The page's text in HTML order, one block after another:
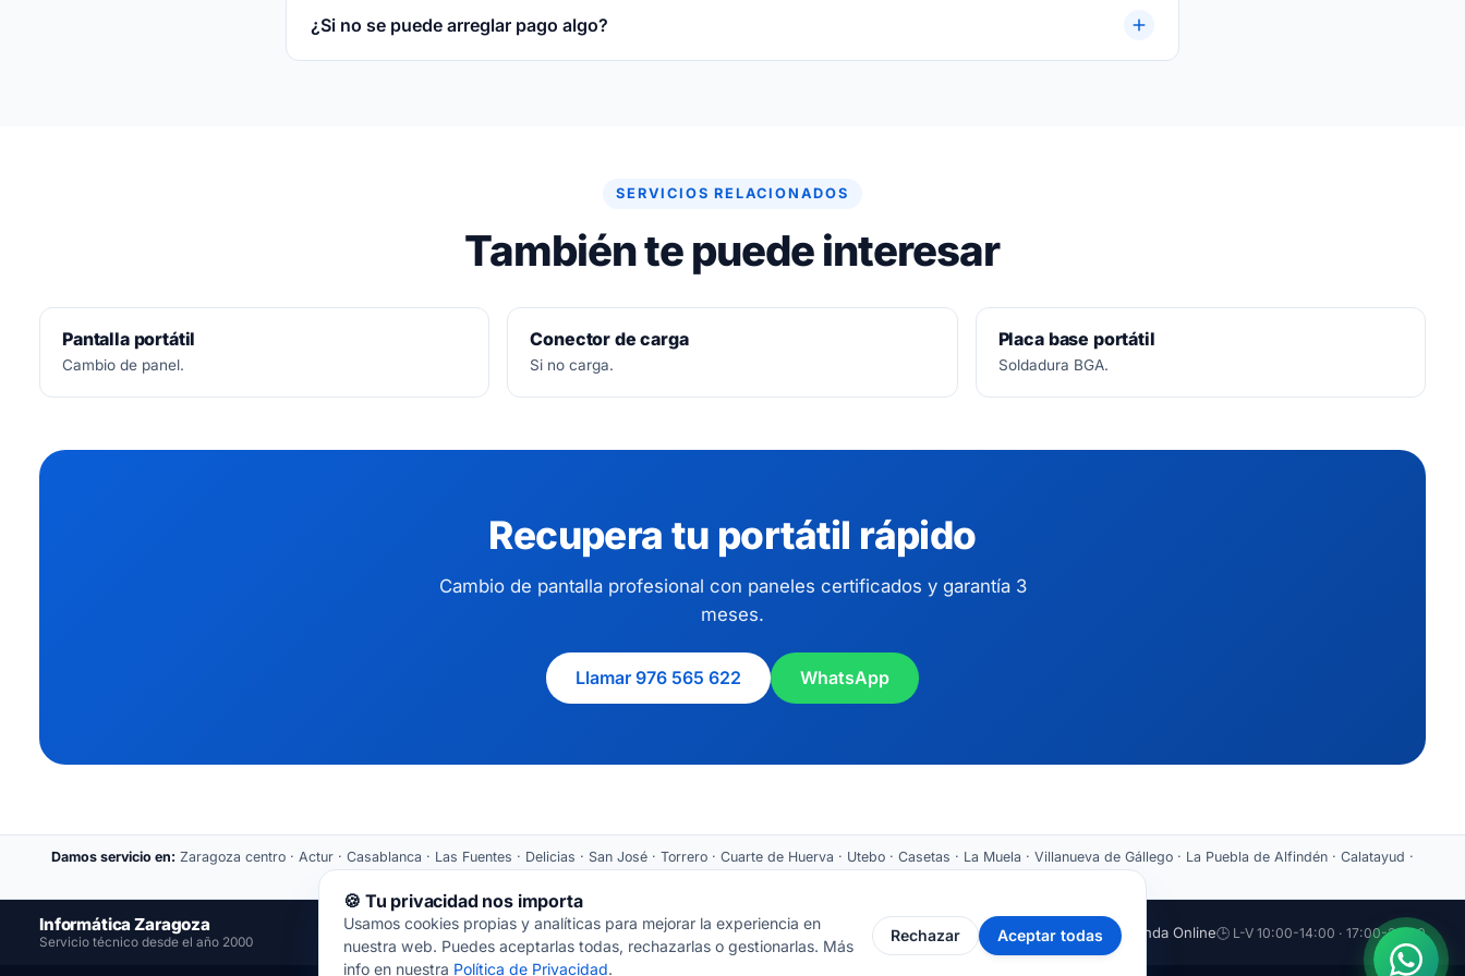
¿Si no se puede arreglar pago algo?
SERVICIOS RELACIONADOS
También te puede interesar
Pantalla portátil
Cambio de panel.
Conector de carga
Si no carga.
Placa base portátil
Soldadura BGA.
Recupera tu portátil rápido
Cambio de pantalla profesional con paneles certificados y garantía 3
meses.
Llamar 976 565 622 WhatsApp
Damos servicio en: Zaragoza centro · Actur · Casablanca · Las Fuentes · Delicias · San José · Torrero · Cuarte de Huerva · Utebo · Casetas · La Muela · Villanueva de Gállego · La Puebla de Alfindén · Calatayud ·
Informática Zaragoza
Servicio técnico desde el año 2000
📍 Cortes de Aragón 64 · 50005 Zaragoza📞 976 565 622 ✉ ventas@informaticazaragoza.com 🛒 Tienda Online🕒 L-V 10:00-14:00 · 17:00-20:00
🍪 Tu privacidad nos importa
Usamos cookies propias y analíticas para mejorar la experiencia en
nuestra web. Puedes aceptarlas todas, rechazarlas o gestionarlas. Más
info en nuestra Política de Privacidad.
Rechazar Aceptar todas